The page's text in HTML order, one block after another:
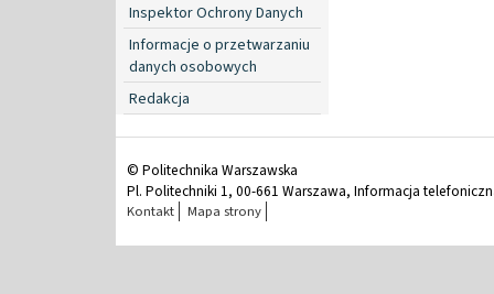
Inspektor Ochrony Danych
Informacje o przetwarzaniu
danych osobowych
Redakcja
© Politechnika Warszawska
Pl. Politechniki 1, 00-661 Warszawa, Informacja
Kontakt Mapa strony